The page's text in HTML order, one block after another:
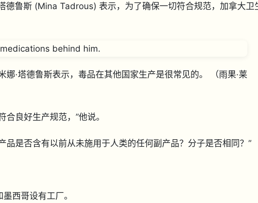
德鲁斯 (Mina Tadrous) 表示，为了确保一切符合规范，加拿大卫
·塔德鲁斯表示，毒品在其他国家生产是很常见的。
（雨果·莱
合良好生产规范，”他说。
品是否含有以前从未施用于人类的任何副产品？分子是否相同？”
西哥设有工厂。